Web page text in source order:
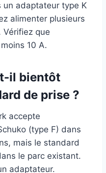
un adaptateur type K
alimenter plusieurs
Vérifiez que
10 A.
il bientôt
de prise ?
accepte
(type F) dans
mais le standard
le parc existant.
adaptateur.